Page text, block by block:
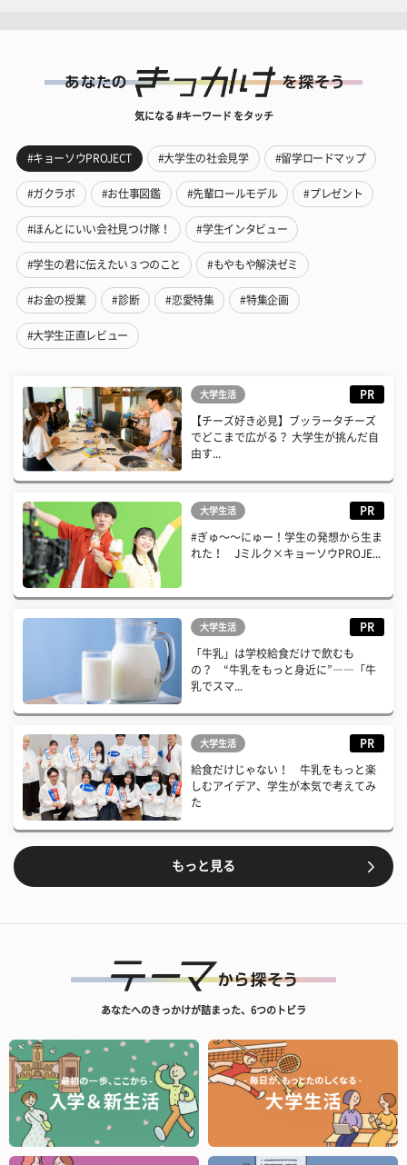
気になる #キーワード をタッチ
#キョーソウPROJECT #大学生の社会見学 #留学ロードマップ
#ガクラボ #お仕事図鑑 #先輩ロールモデル #プレゼント
#ほんとにいい会社見つけ隊！ #学生インタビュー
#学生の君に伝えたい３つのこと #もやもや解決ゼミ
#お金の授業 #診断 #恋愛特集 #特集企画
#大学生正直レビュー
大学生活 PR
【チーズ好き必見】ブッラータチーズ
でどこまで広がる？ 大学生が挑んだ自
由す...
大学生活 PR
#ぎゅ〜〜にゅー！学生の発想から生ま
れた！ Jミルク×キョーソウPROJE...
大学生活 PR
「牛乳」は学校給食だけで飲むも
の？ “牛乳をもっと身近に”――「牛
乳でスマ...
大学生活 PR
給食だけじゃない！ 牛乳をもっと楽
しむアイデア、学生が本気で考えてみ
た
もっと見る
あなたへのきっかけが詰まった、6つのトビラ